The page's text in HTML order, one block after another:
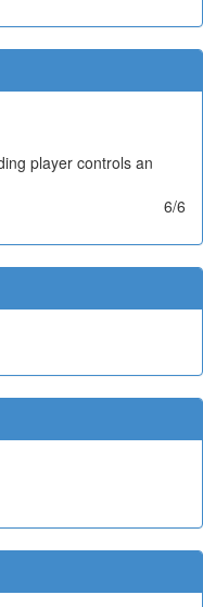
player controls an
6/6